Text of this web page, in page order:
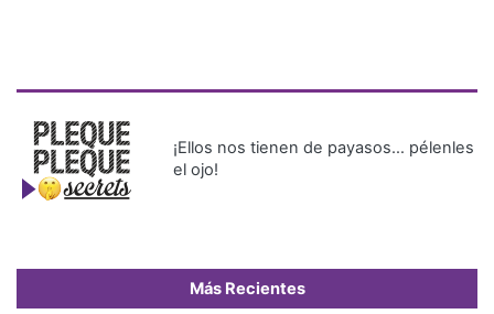
¡Ellos nos tienen de payasos… pélenles
el ojo!
Más Recientes